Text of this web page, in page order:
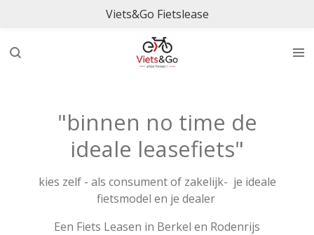
naar
Viets&Go Fietslease
"binnen no time de
ideale leasefiets"
kies zelf - als consument of zakelijk- je ideale
fietsmodel en je dealer
Een Fiets Leasen in Berkel en Rodenrijs